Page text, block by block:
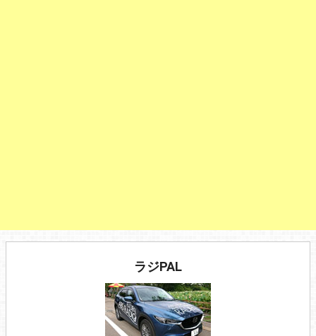
ラジPAL